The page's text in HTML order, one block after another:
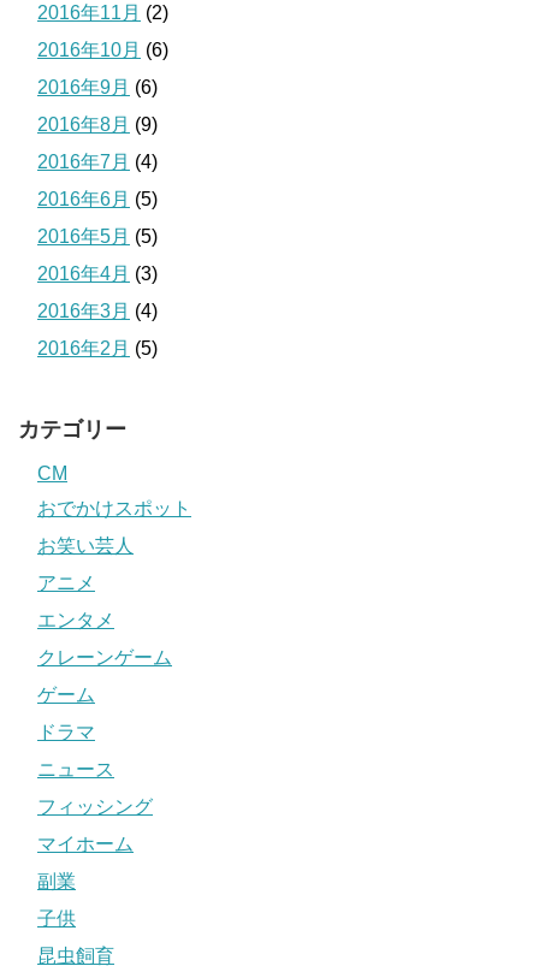
2016年11月 (2)
2016年10月 (6)
2016年9月 (6)
2016年8月 (9)
2016年7月 (4)
2016年6月 (5)
2016年5月 (5)
2016年4月 (3)
2016年3月 (4)
2016年2月 (5)
カテゴリー
CM
おでかけスポット
お笑い芸人
アニメ
エンタメ
クレーンゲーム
ゲーム
ドラマ
ニュース
フィッシング
マイホーム
副業
子供
昆虫飼育